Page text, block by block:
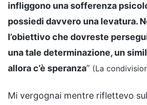
infliggono una sofferenza
possiedi davvero una levatura.
l’obiettivo che dovreste
una tale determinazione, un
allora c’è speranza” (La
Mi vergognai mentre riflettevo